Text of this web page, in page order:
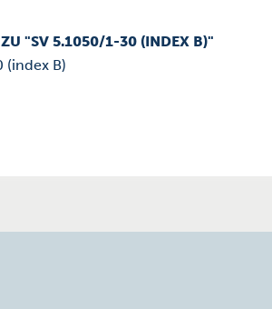
"SV 5.1050/1-30 (INDEX B)"
(index B)